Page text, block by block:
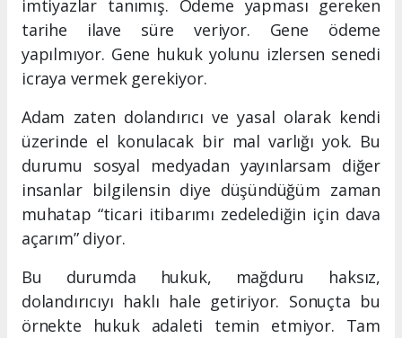
imtiyazlar tanımış. Ödeme yapması gereken
tarihe ilave süre veriyor. Gene ödeme
yapılmıyor. Gene hukuk yolunu izlersen senedi
icraya vermek gerekiyor.
Adam zaten dolandırıcı ve yasal olarak kendi
üzerinde el konulacak bir mal varlığı yok. Bu
durumu sosyal medyadan yayınlarsam diğer
insanlar bilgilensin diye düşündüğüm zaman
muhatap “ticari itibarımı zedelediğin için dava
açarım” diyor.
Bu durumda hukuk, mağduru haksız,
dolandırıcıyı haklı hale getiriyor. Sonuçta bu
örnekte hukuk adaleti temin etmiyor. Tam